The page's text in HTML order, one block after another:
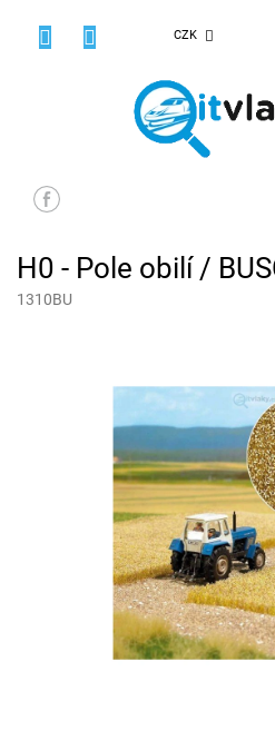
CZK
H0 - Pole obilí /
1310BU